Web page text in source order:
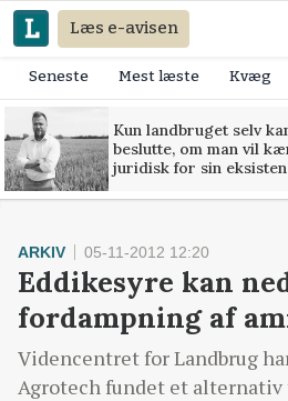
Læs e-avisen
Seneste Mest læste Kvæg
Kun landbruget selv
beslutte, om man vil
juridisk for sin
ARKIV 05-11-2012 12:20
Eddikesyre kan
fordampning af
Videncentret for Landbrug
Agrotech fundet et